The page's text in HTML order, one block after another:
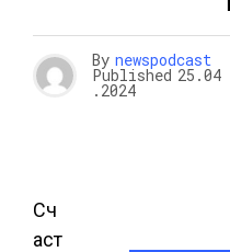
By newspodcast
Published 25.04
.2024
Сч
аст